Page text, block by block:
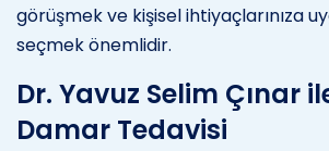
görüşmek ve kişisel ihtiyaçlarınıza
seçmek önemlidir.
Dr. Yavuz Selim Çınar
Damar Tedavisi